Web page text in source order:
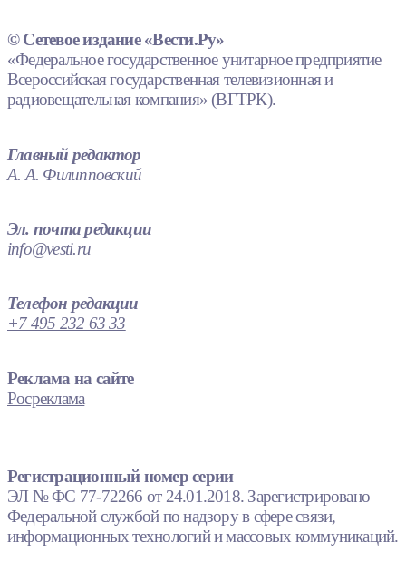
© Сетевое издание «Вести.Ру»
«Федеральное государственное унитарное предприятие
Всероссийская государственная телевизионная и
радиовещательная компания» (ВГТРК).
Главный редактор
А. А. Филипповский
Эл. почта редакции
info@vesti.ru
Телефон редакции
+7 495 232 63 33
Реклама на сайте
Росреклама
Регистрационный номер серии
ЭЛ № ФС 77-72266 от 24.01.2018. Зарегистрировано
Федеральной службой по надзору в сфере связи,
информационных технологий и массовых коммуникаций.